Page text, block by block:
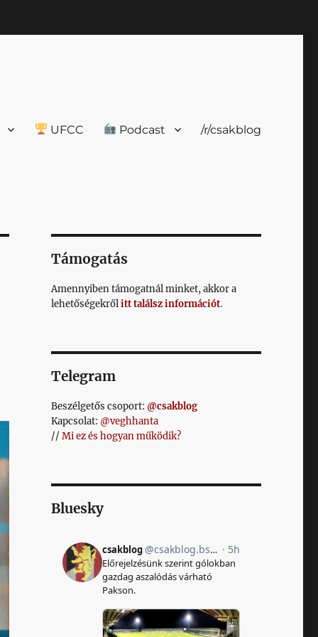
UFCC Podcast /r/csakblog
Támogatás
Amennyiben támogatnál minket, akkor a
lehetőségekrőlitt találsz információt.
Telegram
Beszélgetős csoport: @csakblog
Kapcsolat: @veghhanta
// Mi ez és hogyan működik?
Bluesky